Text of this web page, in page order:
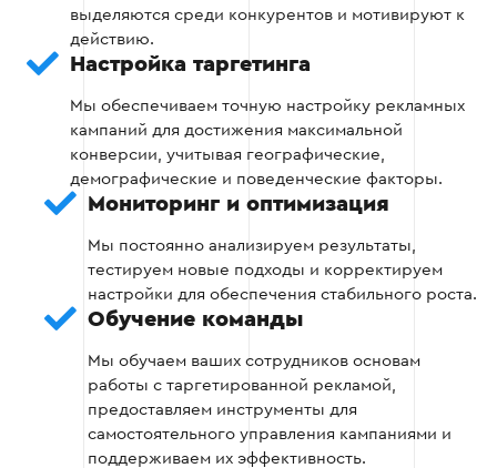
Этап 2
кампаний
На этом этапе происходит техническая
настройка рекламных кабинетов и запуск
выделяются среди конкурентов и мотивируют к
действию.
Настройка таргетинга
Мы обеспечиваем точную настройку рекламных
кампаний для достижения максимальной
конверсии, учитывая географические,
демографические и поведенческие факторы.
Мониторинг и оптимизация
Мы постоянно анализируем результаты,
тестируем новые подходы и корректируем
настройки для обеспечения стабильного роста.
Обучение команды
Мы обучаем ваших сотрудников основам
работы с таргетированной рекламой,
предоставляем инструменты для
самостоятельного управления кампаниями и
поддерживаем их эффективность.